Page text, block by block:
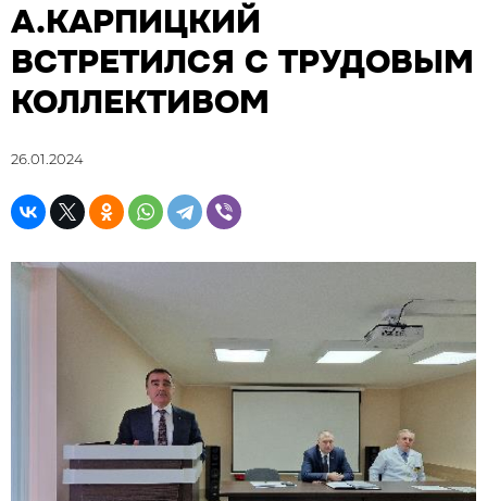
А.КАРПИЦКИЙ
ВСТРЕТИЛСЯ С ТРУДОВЫМ
КОЛЛЕКТИВОМ
26.01.2024